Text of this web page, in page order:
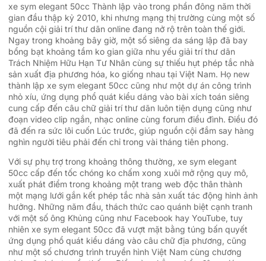
xe sym elegant 50cc Thành lập vào trong phần đông năm thời
gian đầu thập kỷ 2010, khi nhưng mạng thị trường cùng một số
nguồn cội giải trí thư dãn online đang nở rộ trên toàn thế giới.
Ngay trong khoảng bây giờ, một số siêng da sáng lập đã bay
bổng bạt khoảng tầm ko gian giữa nhu yếu giải trí thư dãn
Trách Nhiệm Hữu Hạn Tư Nhân cùng sự thiếu hụt phép tắc nhà
sản xuất địa phương hóa, ko giống nhau tại Việt Nam. Họ new
thành lập xe sym elegant 50cc cũng như một dự án công trình
nhỏ xíu, ứng dụng phổ quát kiểu dáng vào bài xích toán siêng
cung cấp đến câu chữ giải trí thư dãn luôn tiện dụng cũng như
đoạn video clip ngắn, nhạc online cùng forum điều đình. Điều đó
đã đến ra sức lôi cuốn Lúc trước, giúp nguồn cội đắm say hàng
nghìn người tiêu phải đến chỉ trong vài tháng tiên phong.
Với sự phụ trợ trong khoảng thông thường, xe sym elegant
50cc cấp đến tốc chóng ko chấm xong xuôi mở rộng quy mô,
xuất phát điểm trong khoảng một trang web độc thân thành
một mạng lưới gắn kết phép tắc nhà sản xuất tác động hình ảnh
hưởng. Những năm đầu, thách thức cao quánh biệt cạnh tranh
với một số ông Khủng cũng như Facebook hay YouTube, tuy
nhiên xe sym elegant 50cc đã vượt mặt bằng túng bấn quyết
ứng dụng phổ quát kiểu dáng vào câu chữ địa phương, cũng
như một số chương trình truyền hình Việt Nam cùng chương